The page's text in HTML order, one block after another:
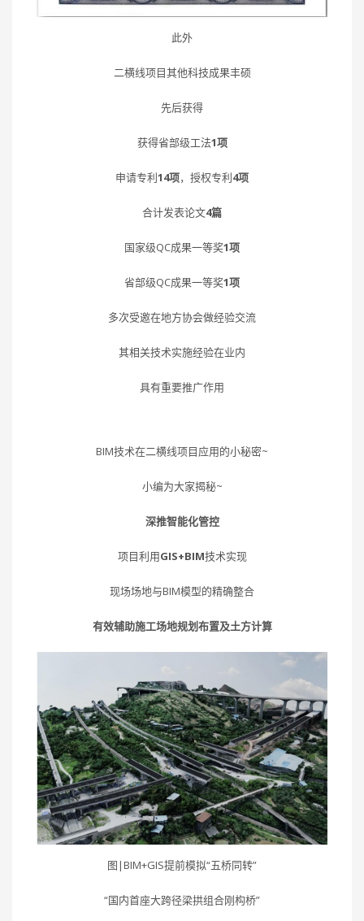
此外
二横线项目其他科技成果丰硕
先后获得
获得省部级工法1项
申请专利14项，授权专利4项
合计发表论文4篇
国家级QC成果一等奖1项
省部级QC成果一等奖1项
多次受邀在地方协会做经验交流
其相关技术实施经验在业内
具有重要推广作用
BIM技术在二横线项目应用的小秘密~
小编为大家揭秘~
深推智能化管控
项目利用GIS+BIM技术实现
现场场地与BIM模型的精确整合
有效辅助施工场地规划布置及土方计算
图|BIM+GIS提前模拟“五桥同转”
“国内首座大跨径梁拱组合刚构桥”